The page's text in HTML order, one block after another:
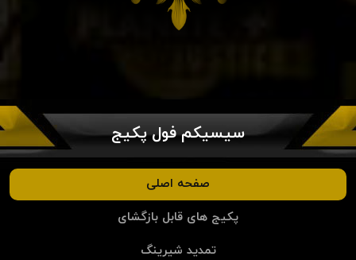
سیسیکم فول پکیج
صفحه اصلی
پکیج های قابل بازگشای
تمدید شیرینگ